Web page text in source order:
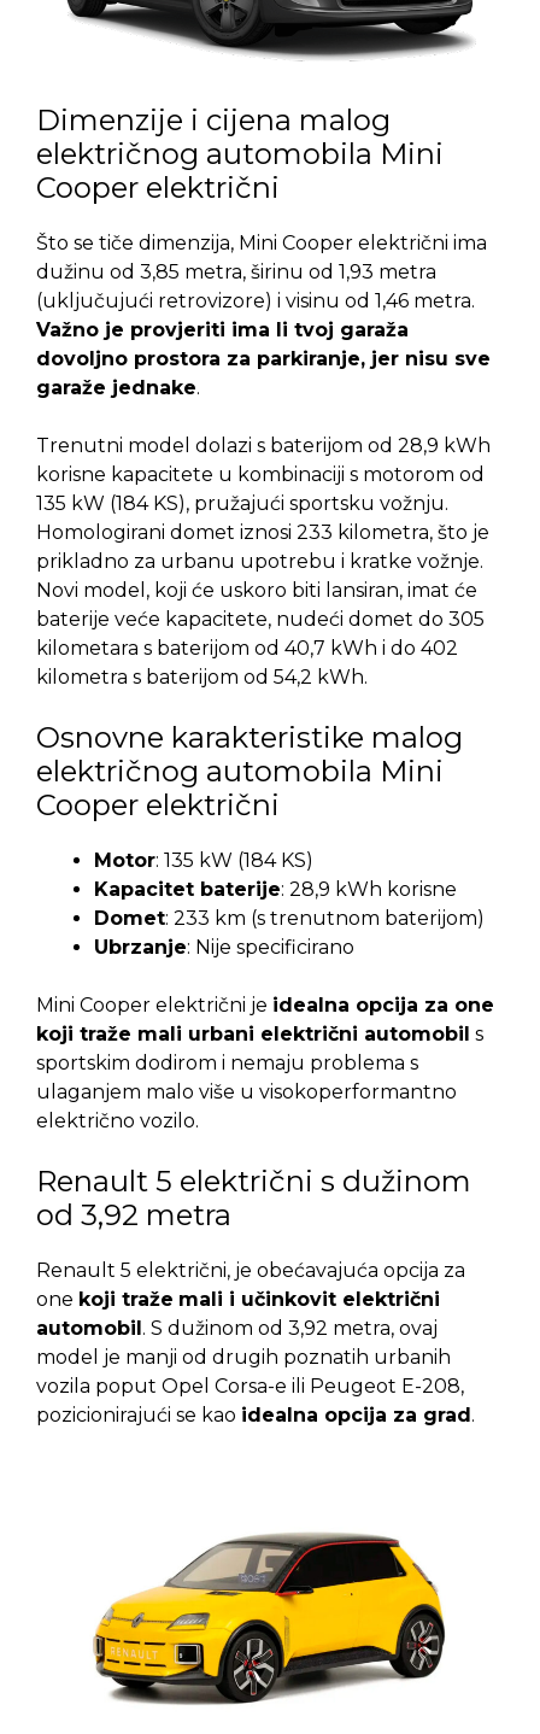
Dimenzije i cijena malog
električnog automobila Mini
Cooper električni
Što se tiče dimenzija, Mini Cooper električni ima
dužinu od 3,85 metra, širinu od 1,93 metra
(uključujući retrovizore) i visinu od 1,46 metra.
Važno je provjeriti ima li tvoj garaža
dovoljno prostora za parkiranje, jer nisu sve
garaže jednake.
Trenutni model dolazi s baterijom od 28,9 kWh
korisne kapacitete u kombinaciji s motorom od
135 kW (184 KS), pružajući sportsku vožnju.
Homologirani domet iznosi 233 kilometra, što je
prikladno za urbanu upotrebu i kratke vožnje.
Novi model, koji će uskoro biti lansiran, imat će
baterije veće kapacitete, nudeći domet do 305
kilometara s baterijom od 40,7 kWh i do 402
kilometra s baterijom od 54,2 kWh.
Osnovne karakteristike malog
električnog automobila Mini
Cooper električni
Motor: 135 kW (184 KS)
Kapacitet baterije: 28,9 kWh korisne
Domet: 233 km (s trenutnom baterijom)
Ubrzanje: Nije specificirano
Mini Cooper električni je idealna opcija za one
koji traže mali urbani električni automobil s
sportskim dodirom i nemaju problema s
ulaganjem malo više u visokoperformantno
električno vozilo.
Renault 5 električni s dužinom
od 3,92 metra
Renault 5 električni, je obećavajuća opcija za
one koji traže mali i učinkovit električni
automobil. S dužinom od 3,92 metra, ovaj
model je manji od drugih poznatih urbanih
vozila poput Opel Corsa-e ili Peugeot E-208,
pozicionirajući se kao idealna opcija za grad.